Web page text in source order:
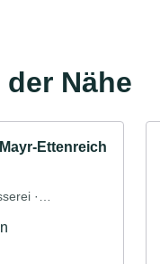
Nähe
Ettenreich
·